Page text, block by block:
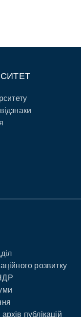
розвитку
публікацій